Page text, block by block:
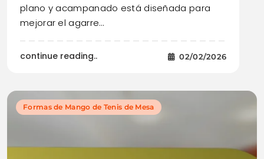
plano y acampanado está diseñada para
mejorar el agarre…
continue reading.. 02/02/2026
Formas de Mango de Tenis de Mesa